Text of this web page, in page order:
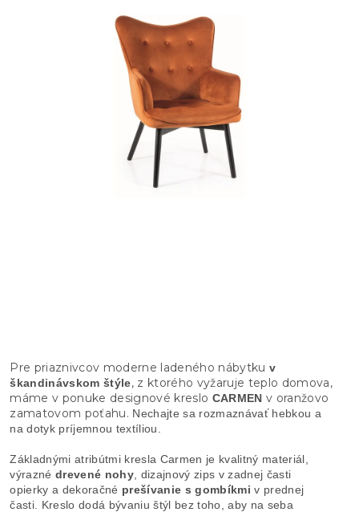
Pre priaznivcov moderne ladeného nábytku v
škandinávskom štýle, z ktorého vyžaruje teplo domova,
máme v ponuke designové kreslo CARMEN v oranžovo
zamatovom poťahu. Nechajte sa rozmaznávať hebkou a
na dotyk príjemnou textíliou.
Základnými atribútmi kresla Carmen je kvalitný materiál,
výrazné drevené nohy, dizajnový zips v zadnej časti
opierky a dekoračné prešívanie s gombíkmi v prednej
časti. Kreslo dodá bývaniu štýl bez toho, aby na seba